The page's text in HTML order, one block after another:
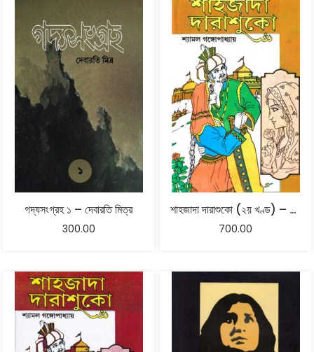
গদ্যসংগ্রহ ১ – দেবারতি মিত্র
300.00
শাহজাদা দারাশুকো (২য় খণ্ড) – শ্যামল গঙ্গোপাধ্যায়
700.00